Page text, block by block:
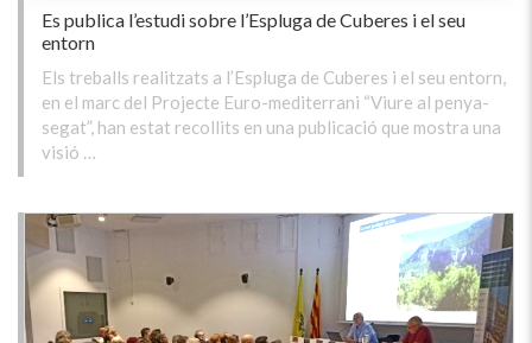
Es publica l’estudi sobre l’Espluga de Cuberes i el seu
entorn
Els treballs realitzats a l’Espluga de Cuberes i el seu entorn,
en el marc del Projecte Euro-mediterrani “Viure al penya-
segat”, han estat recollits en una publicació que mostra una
visió …